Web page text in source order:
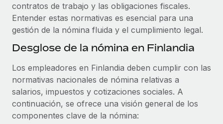
y cumplimiento normativo.
Comprobaciones de antecedentes
Adelántate a los riesgos de cumplimiento
normativo.
Gestión de dispositivos
Proporciona dispositivos tecnológicos y contrólalos
BLOG
Nómina global
EOR y PEO
Contractor Management
Impuestos
Explora el blog
contratos de trabajo y las obligaciones fiscales.
Entender estas normativas es esencial para una
gestión de la nómina fluida y el cumplimiento legal.
Desglose de la nómina en Finlandia
Los empleadores en Finlandia deben cumplir con las
normativas nacionales de nómina relativas a
salarios, impuestos y cotizaciones sociales. A
continuación, se ofrece una visión general de los
componentes clave de la nómina: